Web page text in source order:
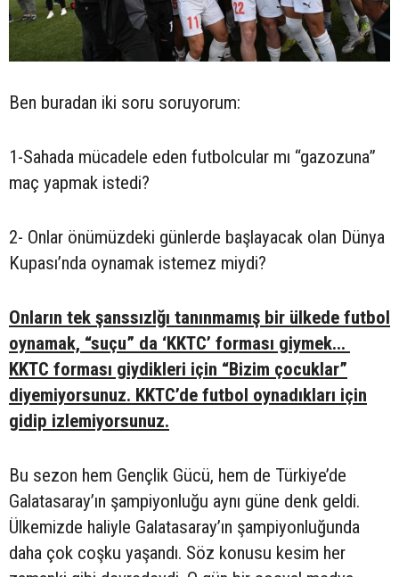
Ben buradan iki soru soruyorum:
1-Sahada mücadele eden futbolcular mı “gazozuna”
maç yapmak istedi?
2- Onlar önümüzdeki günlerde başlayacak olan Dünya
Kupası’nda oynamak istemez miydi?
Onların tek şanssızlğı tanınmamış bir ülkede futbol
oynamak, “suçu” da ‘KKTC’ forması giymek...
KKTC forması giydikleri için “Bizim çocuklar”
diyemiyorsunuz. KKTC’de futbol oynadıkları için
gidip izlemiyorsunuz.
Bu sezon hem Gençlik Gücü, hem de Türkiye’de
Galatasaray’ın şampiyonluğu aynı güne denk geldi.
Ülkemizde haliyle Galatasaray’ın şampiyonluğunda
daha çok coşku yaşandı. Söz konusu kesim her